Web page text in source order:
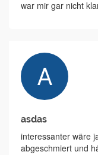
war mir gar nicht
asdas
interessanter wäre
abgeschmiert und